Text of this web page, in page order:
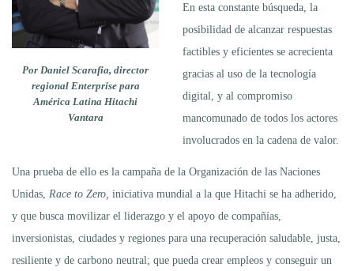
Por Daniel Scarafia, director
regional Enterprise para
América Latina Hitachi
Vantara
En esta constante búsqueda, la
posibilidad de alcanzar respuestas
factibles y eficientes se acrecienta
gracias al uso de la tecnología
digital, y al compromiso
mancomunado de todos los actores
involucrados en la cadena de valor.
Una prueba de ello es la campaña de la Organización de las Naciones
Unidas, Race to Zero, iniciativa mundial a la que Hitachi se ha adherido,
y que busca movilizar el liderazgo y el apoyo de compañías,
inversionistas, ciudades y regiones para una recuperación saludable, justa,
resiliente y de carbono neutral; que pueda crear empleos y conseguir un